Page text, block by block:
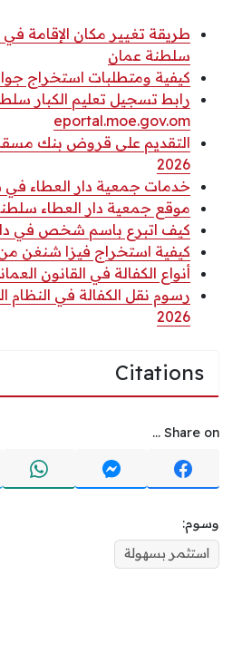
طريقة تغيير مكان الإقامة
سلطنة عمان
كيفية ومتطلبات استخراج
رابط تسجيل تعليم الكبار
eportal.moe.gov.om
التقديم على قروض بنك
2026
خدمات جمعية دار العطاء
موقع جمعية دار العطاء
كيف اتبرع باسم شخص في
كيفية استخراج فيزا شنغن من
أنواع الكفالة في القانون العماني
رسوم نقل الكفالة في النظام
2026
Citations
Share on ...
وسوم:
استثمر بسهولة